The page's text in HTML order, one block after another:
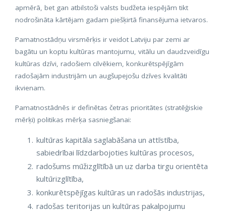
apmērā, bet gan atbilstoši valsts budžeta iespējām tikt
nodrošināta kārtējam gadam piešķirtā finansējuma ietvaros.
Pamatnostādņu virsmērķis ir veidot Latviju par zemi ar
bagātu un koptu kultūras mantojumu, vitālu un daudzveidīgu
kultūras dzīvi, radošiem cilvēkiem, konkurētspējīgām
radošajām industrijām un augšupejošu dzīves kvalitāti
ikvienam.
Pamatnostādnēs ir definētas četras prioritātes (stratēģiskie
mērķi) politikas mērķa sasniegšanai:
kultūras kapitāla saglabāšana un attīstība,
sabiedrībai līdzdarbojoties kultūras procesos,
radošums mūžizglītībā un uz darba tirgu orientēta
kultūrizglītība,
konkurētspējīgas kultūras un radošās industrijas,
radošas teritorijas un kultūras pakalpojumu